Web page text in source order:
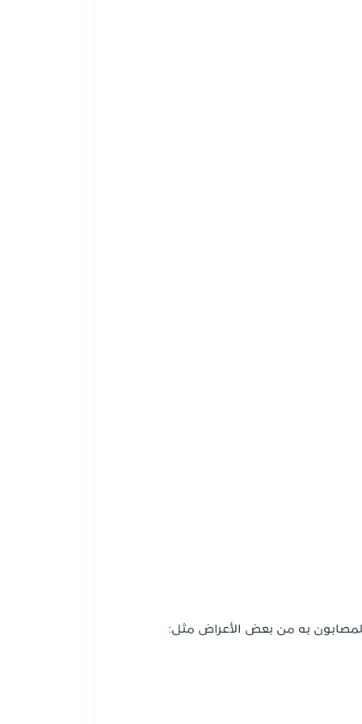
به من بعض الأعراض مثل: